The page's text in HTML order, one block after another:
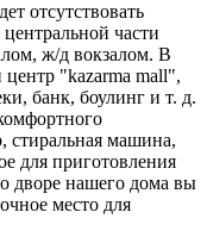
отсутствовать
части
ж/д вокзалом. В
"kazarma mall",
банк, боулинг и т. д.
стиральная машина,
для приготовления
дворе нашего дома вы
место для